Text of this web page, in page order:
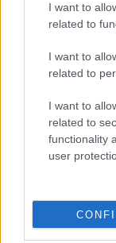
I want to
related to
I want to
related to
I want to
related to
functionality
user
„Fotózza le,
ötödik magyar
szexuális
brutális, fizikai
szögezzük le:
„Fotózza le,
olyan magyar